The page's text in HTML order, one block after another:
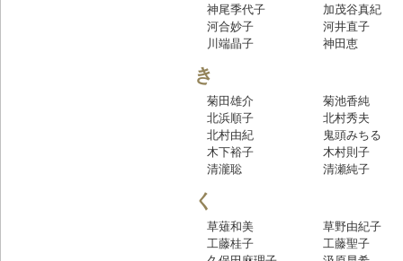
神尾季代子
加茂谷真紀
河合妙子
河井直子
川端晶子
神田恵
き
菊田雄介
菊池香純
北浜順子
北村秀夫
北村由紀
鬼頭みちる
木下裕子
木村則子
清瀧聡
清瀬純子
く
草薙和美
草野由紀子
工藤桂子
工藤聖子